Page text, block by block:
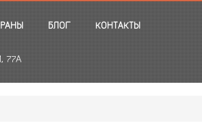
БЛОГ КОНТАКТЫ
77А